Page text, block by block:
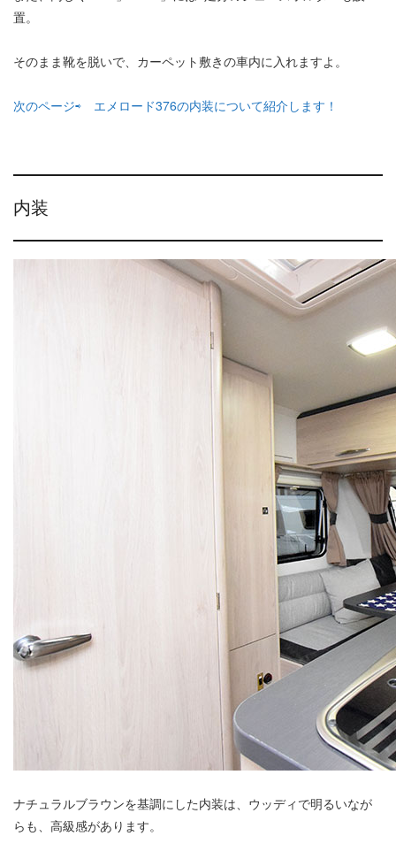
置。
そのまま靴を脱いで、カーペット敷きの車内に入れますよ。
次のページ⇨ エメロード376の内装について紹介します！
内装
ナチュラルブラウンを基調にした内装は、ウッディで明るいなが
らも、高級感があります。